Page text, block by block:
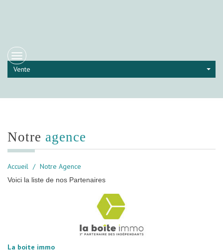
Vente
notre agence
Accueil Notre Agence
Voici la liste de nos Partenaires
La boite immo